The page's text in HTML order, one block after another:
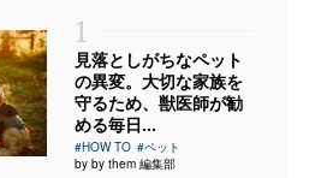
1
見落としがちなペット
の異変。大切な家族を
守るため、獣医師が勧
める毎日...
#HOW TO #ペット
by by them 編集部